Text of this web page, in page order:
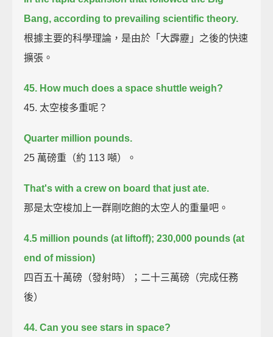
Bang, according to prevailing scientific theory.
根據主要的科學理論，是由於「大霹靂」之後的快速
擴張。
45. How much does a space shuttle weigh?
45. 太空梭多重呢？
Quarter million pounds.
25 萬磅重（約 113 噸）。
That's with a crew on board that just ate.
那是太空梭加上一群剛吃飽的太空人的重量吧。
4.5 million pounds (at liftoff); 230,000 pounds (at
end of mission)
四百五十萬磅（發射時）；二十三萬磅（完成任務
後）
44. Can you see stars in space?